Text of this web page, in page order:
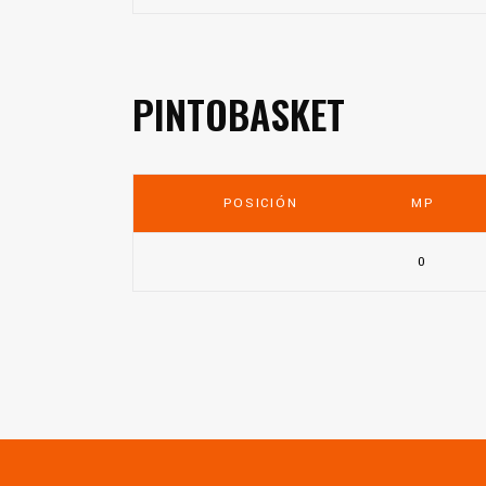
PINTOBASKET
POSICIÓN MP
0